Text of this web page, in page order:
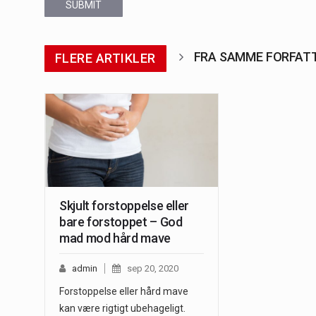
SUBMIT
FLERE ARTIKLER FRA SAMME
Skjult forstoppelse eller
bare forstoppet – God
mad mod hård mave
admin sep 20, 2020
Forstoppelse eller hård mave
kan være rigtigt ubehageligt.